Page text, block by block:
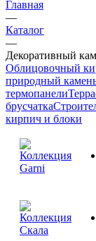
Главная
—
Каталог
—
Декоративный
Облицовочный
природный
термопанели
брусчатка
кирпич и блоки